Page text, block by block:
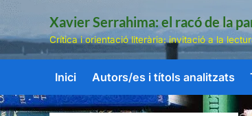
Skip
content
Xavier Serrahima: el racó de la
Crítica i orientació literària: invitació a la
Inici Autors/es i títols analitzats